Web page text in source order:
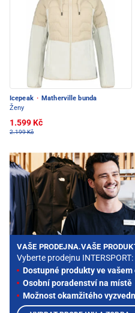
Icepeak · Matherville bunda
Ženy
1.599 Kč
2.199 Kč
VAŠE PRODEJNA.VAŠE
Vyberte prodejnu INTERSPORT:
Dostupné produkty ve vašem
Osobní poradenství na místě
Možnost okamžitého